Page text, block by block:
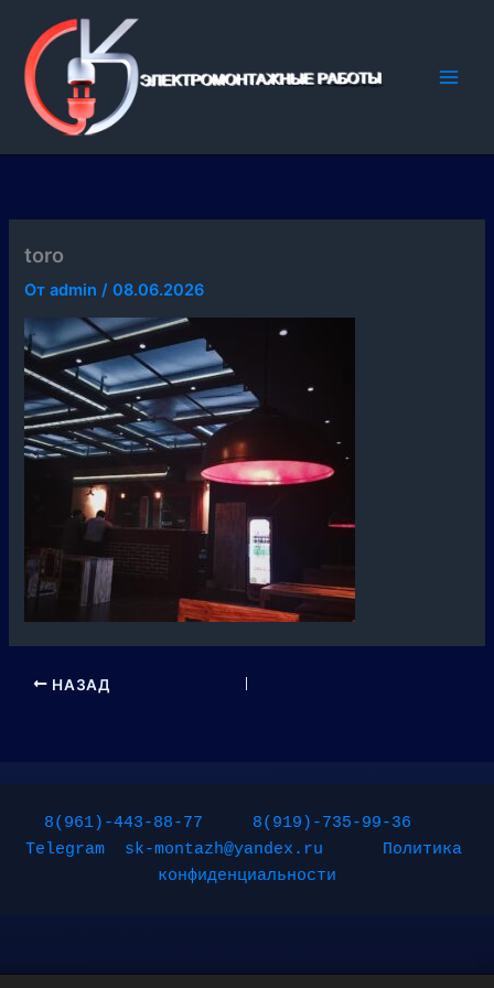
содержимому
toro
Отadmin/08.06.2026
НАЗАД
8(961)-443-88-77
8(919)-735-99-36
Telegram
sk-montazh@yandex.ru
Политика
конфиденциальности